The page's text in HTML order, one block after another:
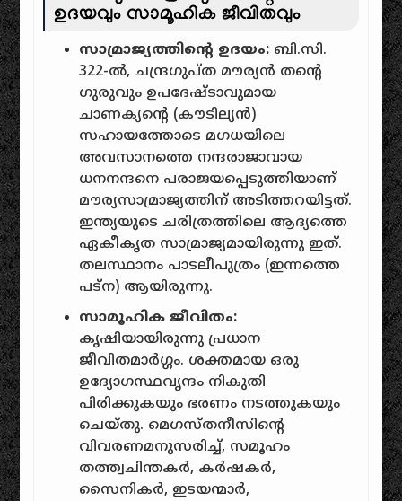
ഉദയവും സാമൂഹിക ജീവിതവും
സാമ്രാജ്യത്തിന്റെ ഉദയം: ബി.സി.
322-ൽ, ചന്ദ്രഗുപ്ത മൗര്യൻ തന്റെ
ഗുരുവും ഉപദേഷ്ടാവുമായ
ചാണക്യന്റെ (കൗടില്യൻ)
സഹായത്തോടെ മഗധയിലെ
അവസാനത്തെ നന്ദരാജാവായ
ധനനന്ദനെ പരാജയപ്പെടുത്തിയാണ്
മൗര്യസാമ്രാജ്യത്തിന് അടിത്തറയിട്ടത്.
ഇന്ത്യയുടെ ചരിത്രത്തിലെ ആദ്യത്തെ
ഏകീകൃത സാമ്രാജ്യമായിരുന്നു ഇത്.
തലസ്ഥാനം പാടലീപുത്രം (ഇന്നത്തെ
പട്ന) ആയിരുന്നു.
സാമൂഹിക ജീവിതം:
കൃഷിയായിരുന്നു പ്രധാന
ജീവിതമാർഗ്ഗം. ശക്തമായ ഒരു
ഉദ്യോഗസ്ഥവൃന്ദം നികുതി
പിരിക്കുകയും ഭരണം നടത്തുകയും
ചെയ്തു. മെഗസ്തനീസിന്റെ
വിവരണമനുസരിച്ച്, സമൂഹം
തത്ത്വചിന്തകർ, കർഷകർ,
സൈനികർ, ഇടയന്മാർ,